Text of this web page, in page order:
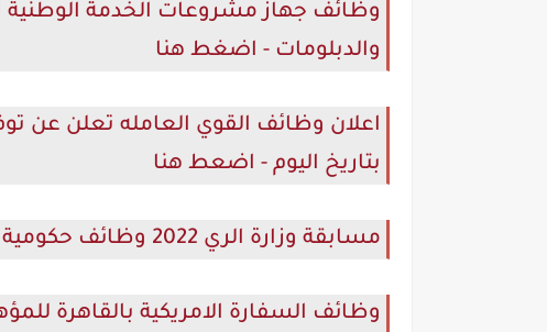
والدبلومات - اضغط هنا
بتاريخ اليوم - اضعط هنا
مسابقة وزارة الري 2022 وظائف حكومية | لحديثي التخرج بدون خبرة - اضغط هنا